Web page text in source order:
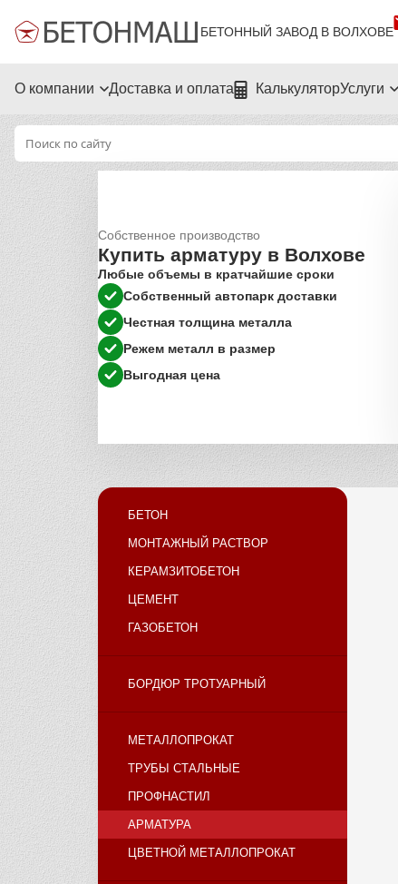
БЕТОННЫЙ ЗАВОД В ВОЛХОВЕ
О компании Доставка и оплата КалькуляторУслуги
Собственное производство
Купить арматуру в Волхове
Любые объемы в кратчайшие сроки
Собственный автопарк доставки
Честная толщина металла
Режем металл в размер
Выгодная цена
БЕТОН
МОНТАЖНЫЙ РАСТВОР
КЕРАМЗИТОБЕТОН
ЦЕМЕНТ
ГАЗОБЕТОН
БОРДЮР ТРОТУАРНЫЙ
МЕТАЛЛОПРОКАТ
ТРУБЫ СТАЛЬНЫЕ
ПРОФНАСТИЛ
АРМАТУРА
ЦВЕТНОЙ МЕТАЛЛОПРОКАТ